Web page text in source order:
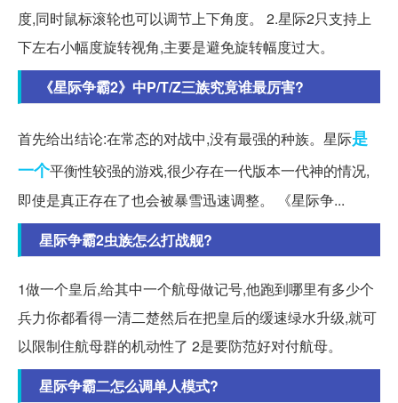
度,同时鼠标滚轮也可以调节上下角度。 2.星际2只支持上
下左右小幅度旋转视角,主要是避免旋转幅度过大。
《星际争霸2》中P/T/Z三族究竟谁最厉害?
首先给出结论:在常态的对战中,没有最强的种族。星际是
一个平衡性较强的游戏,很少存在一代版本一代神的情况,
即使是真正存在了也会被暴雪迅速调整。 《星际争...
星际争霸2虫族怎么打战舰?
1做一个皇后,给其中一个航母做记号,他跑到哪里有多少个
兵力你都看得一清二楚然后在把皇后的缓速绿水升级,就可
以限制住航母群的机动性了 2是要防范好对付航母。
星际争霸二怎么调单人模式?